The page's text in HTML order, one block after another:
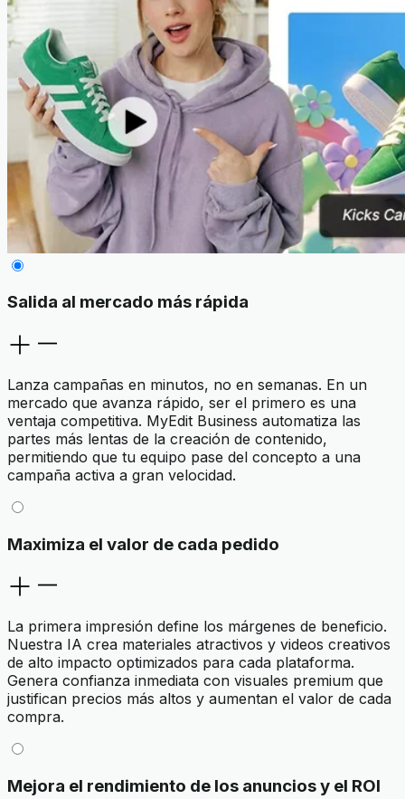
Salida al mercado más rápida
Lanza campañas en minutos, no en semanas. En un
mercado que avanza rápido, ser el primero es una
ventaja competitiva. MyEdit Business automatiza las
partes más lentas de la creación de contenido,
permitiendo que tu equipo pase del concepto a una
campaña activa a gran velocidad.
Maximiza el valor de cada pedido
La primera impresión define los márgenes de beneficio.
Nuestra IA crea materiales atractivos y videos creativos
de alto impacto optimizados para cada plataforma.
Genera confianza inmediata con visuales premium que
justifican precios más altos y aumentan el valor de cada
compra.
Mejora el rendimiento de los anuncios y el ROI